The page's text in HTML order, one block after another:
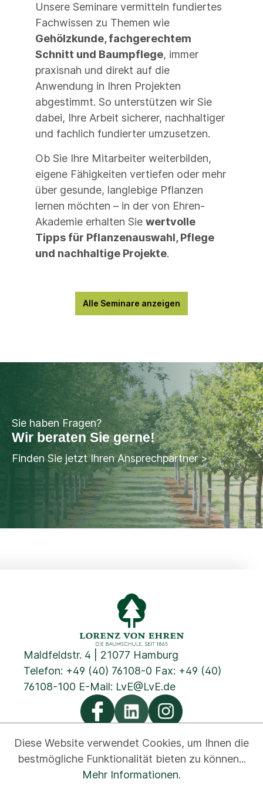
Unsere Seminare vermitteln fundiertes
Fachwissen zu Themen wie
Gehölzkunde, fachgerechtem
Schnitt und Baumpflege, immer
praxisnah und direkt auf die
Anwendung in Ihren Projekten
abgestimmt. So unterstützen wir Sie
dabei, Ihre Arbeit sicherer, nachhaltiger
und fachlich fundierter umzusetzen.
Ob Sie Ihre Mitarbeiter weiterbilden,
eigene Fähigkeiten vertiefen oder mehr
über gesunde, langlebige Pflanzen
lernen möchten – in der von Ehren-
Akademie erhalten Sie wertvolle
Tipps für Pflanzenauswahl, Pflege
und nachhaltige Projekte.
Alle Seminare anzeigen
Sie haben Fragen?
Wir beraten Sie gerne!
Finden Sie jetzt Ihren Ansprechpartner >
Maldfeldstr. 4 | 21077 Hamburg
Telefon: +49 (40) 76108-0 Fax: +49 (40)
76108-100 E-Mail: LvE@LvE.de
Cookies Impressum
Diese Website verwendet Cookies, um Ihnen die
bestmögliche Funktionalität bieten zu können...
Mehr Informationen.